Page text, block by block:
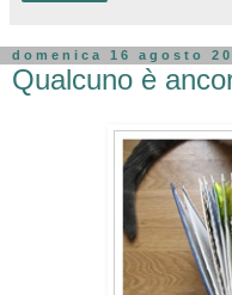
domenica 16 agosto
Qualcuno è